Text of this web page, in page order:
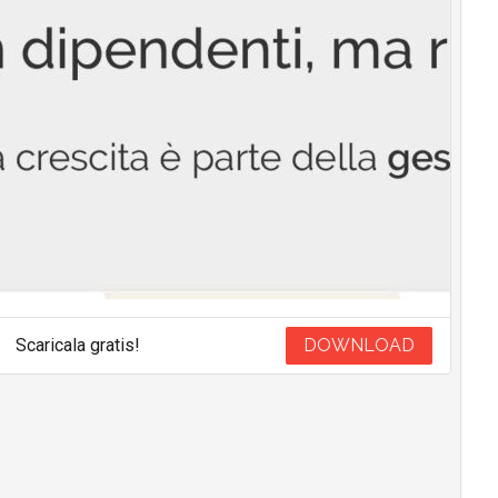
Scaricala gratis! DOWNLOAD